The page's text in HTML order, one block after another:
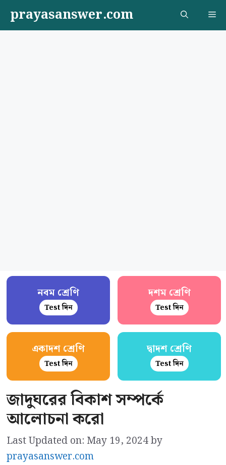
content
prayasanswer.com
নবম শ্রেণি
Test দিন
দশম শ্রেণি
Test দিন
একাদশ শ্রেণি
Test দিন
দ্বাদশ শ্রেণি
Test দিন
জাদুঘরের বিকাশ সম্পর্কে
আলোচনা করো
Last Updated on: May 19, 2024by
prayasanswer.com